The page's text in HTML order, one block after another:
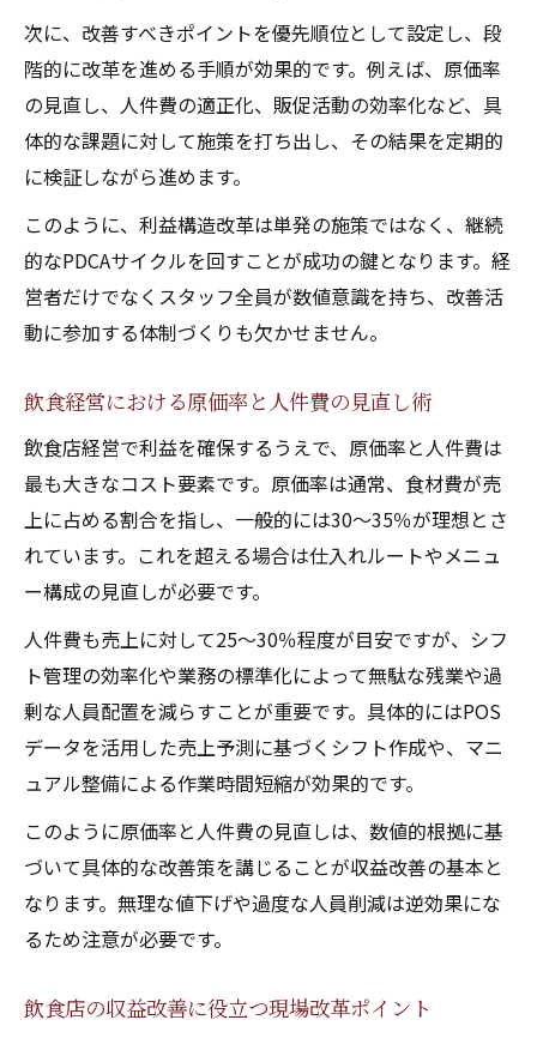
次に、改善すべきポイントを優先順位として設定し、段
階的に改革を進める手順が効果的です。例えば、原価率
の見直し、人件費の適正化、販促活動の効率化など、具
体的な課題に対して施策を打ち出し、その結果を定期的
に検証しながら進めます。
このように、利益構造改革は単発の施策ではなく、継続
的なPDCAサイクルを回すことが成功の鍵となります。経
営者だけでなくスタッフ全員が数値意識を持ち、改善活
動に参加する体制づくりも欠かせません。
飲食経営における原価率と人件費の見直し術
飲食店経営で利益を確保するうえで、原価率と人件費は
最も大きなコスト要素です。原価率は通常、食材費が売
上に占める割合を指し、一般的には30～35％が理想とさ
れています。これを超える場合は仕入れルートやメニュ
ー構成の見直しが必要です。
人件費も売上に対して25～30％程度が目安ですが、シフ
ト管理の効率化や業務の標準化によって無駄な残業や過
剰な人員配置を減らすことが重要です。具体的にはPOS
データを活用した売上予測に基づくシフト作成や、マニ
ュアル整備による作業時間短縮が効果的です。
このように原価率と人件費の見直しは、数値的根拠に基
づいて具体的な改善策を講じることが収益改善の基本と
なります。無理な値下げや過度な人員削減は逆効果にな
るため注意が必要です。
飲食店の収益改善に役立つ現場改革ポイント